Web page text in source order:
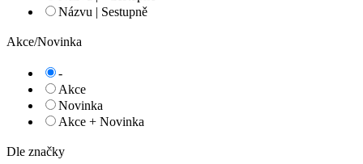
Názvu | Sestupně
Akce/Novinka
-
Akce
Novinka
Akce + Novinka
Dle značky